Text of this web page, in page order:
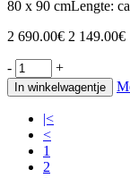
80 x 90 cmLengte:
2 690.00€ 2 149.00€
- +
In winkelwagentje
|<
<
1
2